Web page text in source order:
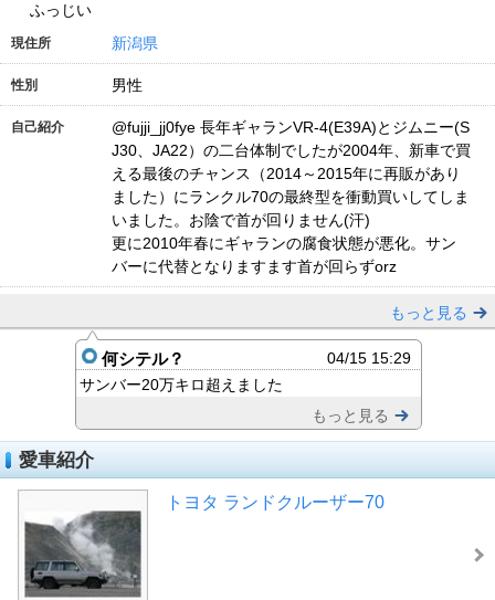
ふっじい
現住所 新潟県
性別 男性
自己紹介
@fujji_jj0fye 長年ギャランVR-4(E39A)とジムニー(S
J30、JA22）の二台体制でしたが2004年、新車で買
える最後のチャンス（2014～2015年に再販があり
ました）にランクル70の最終型を衝動買いしてしま
いました。お陰で首が回りません(汗)
更に2010年春にギャランの腐食状態が悪化。サン
バーに代替となりますます首が回らずorz
もっと見る
何シテル？
04/15 15:29
サンバー20万キロ超えました
もっと見る
愛車紹介
トヨタ ランドクルーザー70